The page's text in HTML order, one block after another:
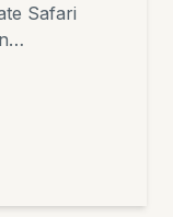
Safari
Krater
mit
Pemba,